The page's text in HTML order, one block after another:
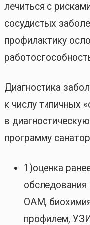
лечиться с
сосудистых
профилактику
Диагностика
к числу типичных
в
программу
1)оценка
ОАМ,
профилем,